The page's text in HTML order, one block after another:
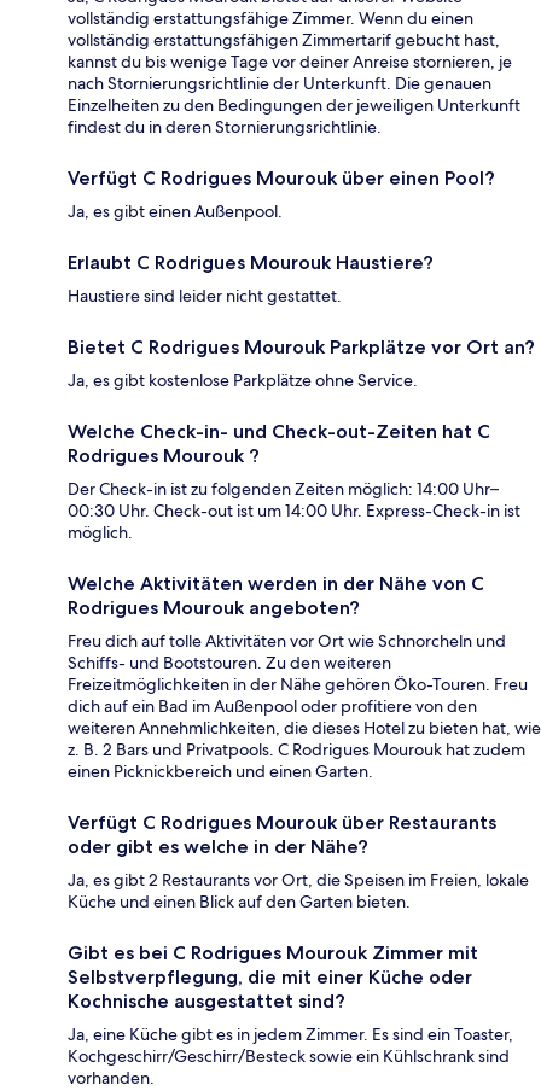
vollständig erstattungsfähige Zimmer. Wenn du einen
vollständig erstattungsfähigen Zimmertarif gebucht hast,
kannst du bis wenige Tage vor deiner Anreise stornieren, je
nach Stornierungsrichtlinie der Unterkunft. Die genauen
Einzelheiten zu den Bedingungen der jeweiligen Unterkunft
findest du in deren Stornierungsrichtlinie.
Verfügt C Rodrigues Mourouk über einen Pool?
Ja, es gibt einen Außenpool.
Erlaubt C Rodrigues Mourouk Haustiere?
Haustiere sind leider nicht gestattet.
Bietet C Rodrigues Mourouk Parkplätze vor Ort an?
Ja, es gibt kostenlose Parkplätze ohne Service.
Welche Check-in- und Check-out-Zeiten hat C
Rodrigues Mourouk ?
Der Check-in ist zu folgenden Zeiten möglich: 14:00 Uhr–
00:30 Uhr. Check-out ist um 14:00 Uhr. Express-Check-in ist
möglich.
Welche Aktivitäten werden in der Nähe von C
Rodrigues Mourouk angeboten?
Freu dich auf tolle Aktivitäten vor Ort wie Schnorcheln und
Schiffs- und Bootstouren. Zu den weiteren
Freizeitmöglichkeiten in der Nähe gehören Öko-Touren. Freu
dich auf ein Bad im Außenpool oder profitiere von den
weiteren Annehmlichkeiten, die dieses Hotel zu bieten hat, wie
z. B. 2 Bars und Privatpools. C Rodrigues Mourouk hat zudem
einen Picknickbereich und einen Garten.
Verfügt C Rodrigues Mourouk über Restaurants
oder gibt es welche in der Nähe?
Ja, es gibt 2 Restaurants vor Ort, die Speisen im Freien, lokale
Küche und einen Blick auf den Garten bieten.
Gibt es bei C Rodrigues Mourouk Zimmer mit
Selbstverpflegung, die mit einer Küche oder
Kochnische ausgestattet sind?
Ja, eine Küche gibt es in jedem Zimmer. Es sind ein Toaster,
Kochgeschirr/Geschirr/Besteck sowie ein Kühlschrank sind
vorhanden.